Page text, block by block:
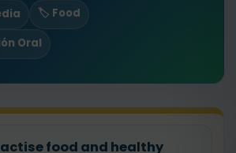
🏷️ Food
Oral
food and healthy